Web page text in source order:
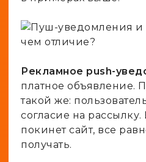
Рекламное push-
платное объявление.
такой же:
согласие на
покинет сайт, все
получать.